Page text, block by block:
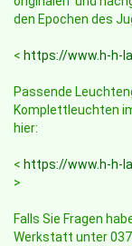
den Epochen des
< https://www.h-h-
Passende
Komplettleuchten
hier:
< https://www.h-h-
>
Falls Sie Fragen
Werkstatt unter